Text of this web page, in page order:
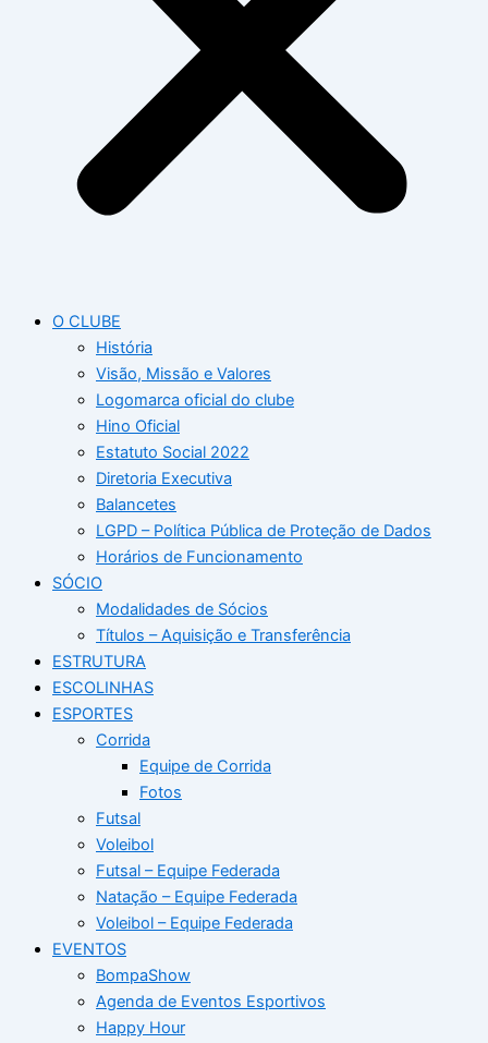
O CLUBE
História
Visão, Missão e Valores
Logomarca oficial do clube
Hino Oficial
Estatuto Social 2022
Diretoria Executiva
Balancetes
LGPD – Política Pública de Proteção de Dados
Horários de Funcionamento
SÓCIO
Modalidades de Sócios
Títulos – Aquisição e Transferência
ESTRUTURA
ESCOLINHAS
ESPORTES
Corrida
Equipe de Corrida
Fotos
Futsal
Voleibol
Futsal – Equipe Federada
Natação – Equipe Federada
Voleibol – Equipe Federada
EVENTOS
BompaShow
Agenda de Eventos Esportivos
Happy Hour